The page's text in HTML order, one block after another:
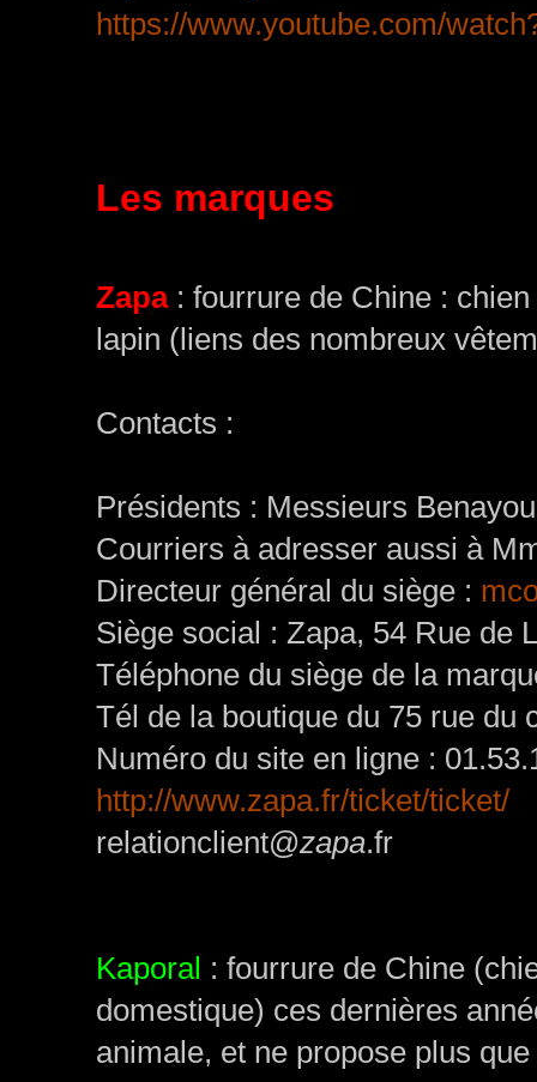
https://www.youtube.com/
Les marques
Zapa : fourrure de Chine :
lapin (liens des nombreux
Contacts :
Présidents : Messieurs
Courriers à adresser aussi à
Directeur général du siège :
Siège social : Zapa, 54 Rue de
Téléphone du siège de la
Tél de la boutique du 75 rue du
Numéro du site en ligne :
http://www.zapa.fr/ticket/ticket/
relationclient@zapa.fr
Kaporal : fourrure de Chine
domestique) ces dernières
animale, et ne propose plus